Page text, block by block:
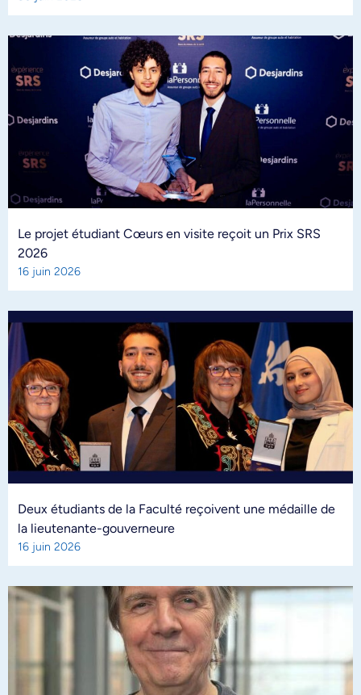
Le projet étudiant Cœurs en visite reçoit un Prix SRS
2026
16 juin 2026
Deux étudiants de la Faculté reçoivent une médaille de
la lieutenante-gouverneure
16 juin 2026